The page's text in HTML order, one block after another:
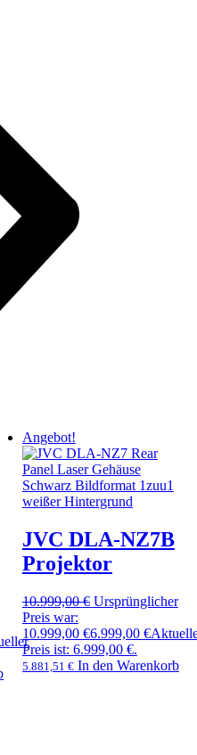
Angebot!
JVC DLA-NZ7B
Projektor
10.999,00€ Ursprünglicher
Preis war:
10.999,00 €6.999,00 €
Preis ist: 6.999,00 €.
5.881,51 € In den Warenkorb